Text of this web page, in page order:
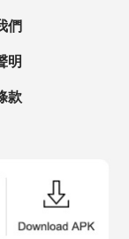
們
明
款